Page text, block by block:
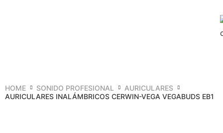
HOME SONIDO PROFESIONAL
AURICULARES
AURICULARES INALÁMBRICOS CERWIN-VEGA VEGABUDS EB1